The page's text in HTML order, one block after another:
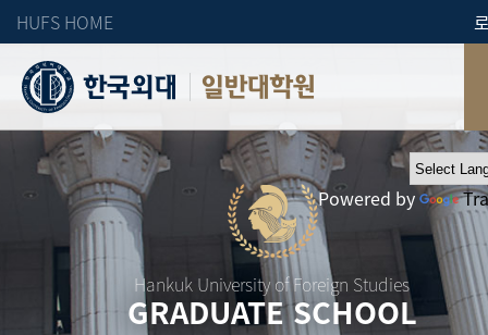
HUFS HOME
일반대학원
Hankuk University of Foreign Studies
GRADUATE SCHOOL
Powered by